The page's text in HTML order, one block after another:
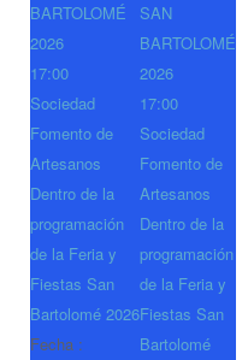
BARTOLOMÉ
2026
17:00
Sociedad
Fomento de
Artesanos
Dentro de la
programación
de la Feria y
Fiestas San
Bartolomé 2026
Fecha :
SAN
BARTOLOMÉ
2026
17:00
Sociedad
Fomento de
Artesanos
Dentro de la
programación
de la Feria y
Fiestas San
Bartolomé